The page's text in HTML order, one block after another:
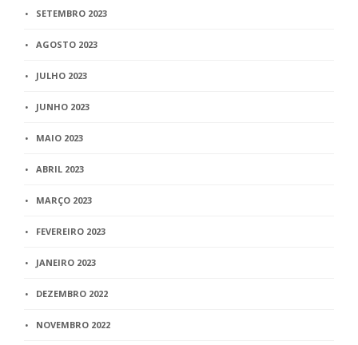
SETEMBRO 2023
AGOSTO 2023
JULHO 2023
JUNHO 2023
MAIO 2023
ABRIL 2023
MARÇO 2023
FEVEREIRO 2023
JANEIRO 2023
DEZEMBRO 2022
NOVEMBRO 2022